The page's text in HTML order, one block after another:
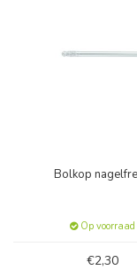
Bolkop
Op voorraad
€2,30